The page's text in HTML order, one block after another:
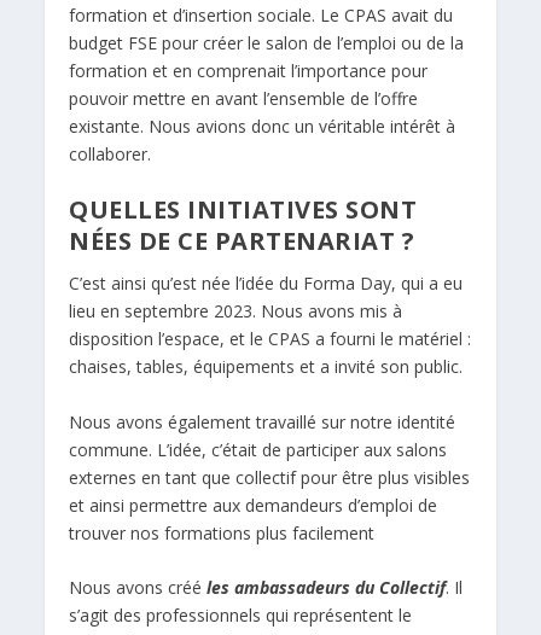
formation et d’insertion sociale. Le CPAS avait du
budget FSE pour créer le salon de l’emploi ou de la
formation et en comprenait l’importance pour
pouvoir mettre en avant l’ensemble de l’offre
existante. Nous avions donc un véritable intérêt à
collaborer.
QUELLES INITIATIVES SONT
NÉES DE CE PARTENARIAT ?
C’est ainsi qu’est née l’idée du Forma Day, qui a eu
lieu en septembre 2023. Nous avons mis à
disposition l’espace, et le CPAS a fourni le matériel :
chaises, tables, équipements et a invité son public.
Nous avons également travaillé sur notre identité
commune. L’idée, c’était de participer aux salons
externes en tant que collectif pour être plus visibles
et ainsi permettre aux demandeurs d’emploi de
trouver nos formations plus facilement
Nous avons crééles ambassadeurs du Collectif. Il
s’agit des professionnels qui représentent le